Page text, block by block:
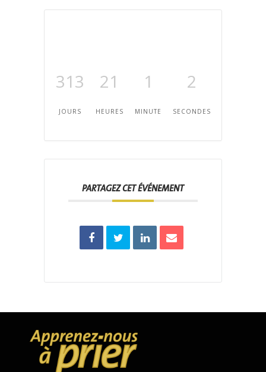
313
JOURS
21
HEURES
1
MINUTE
1
SECONDE
PARTAGEZ CET ÉVÉNEMENT